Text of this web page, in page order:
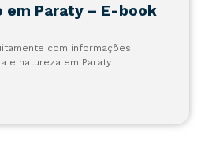
em Paraty – E-book
com informações
e natureza em Paraty